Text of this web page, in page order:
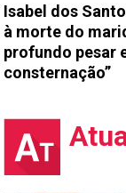
Isabel dos
à morte do
profundo pesar
consternação”